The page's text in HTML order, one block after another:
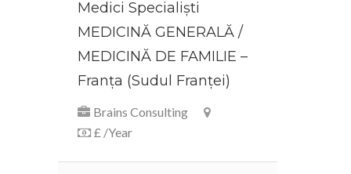
Medici Specialiști
MEDICINĂ GENERALĂ /
MEDICINĂ DE FAMILIE –
Franța (Sudul Franței)
Brains Consulting
£ /Year